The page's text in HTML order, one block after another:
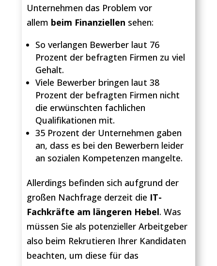
Unternehmen das Problem vor
allem beim Finanziellen sehen:
So verlangen Bewerber laut 76
Prozent der befragten Firmen zu viel
Gehalt.
Viele Bewerber bringen laut 38
Prozent der befragten Firmen nicht
die erwünschten fachlichen
Qualifikationen mit.
35 Prozent der Unternehmen gaben
an, dass es bei den Bewerbern leider
an sozialen Kompetenzen mangelte.
Allerdings befinden sich aufgrund der
großen Nachfrage derzeit die IT-
Fachkräfte am längeren Hebel. Was
müssen Sie als potenzieller Arbeitgeber
also beim Rekrutieren Ihrer Kandidaten
beachten, um diese für das